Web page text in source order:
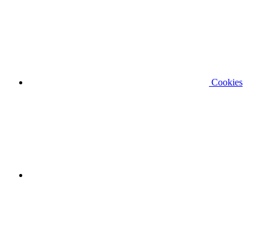
Cookies